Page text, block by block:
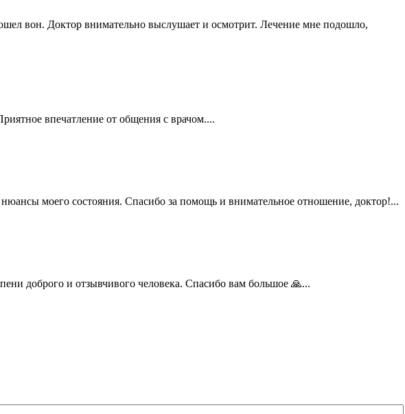
вон. Доктор внимательно выслушает и осмотрит. Лечение мне подошло,
впечатление от общения с врачом....
моего состояния. Спасибо за помощь и внимательное отношение, доктор!...
и отзывчивого человека. Спасибо вам большое 🙏...